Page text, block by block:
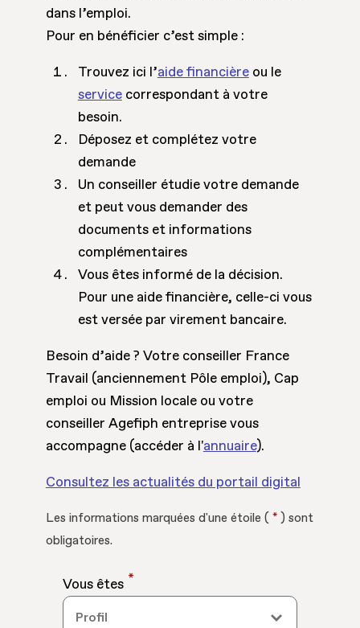
dans l’emploi.
Pour en bénéficier c’est simple :
Trouvez ici l’aide financièreou le
servicecorrespondant à votre
besoin.
Déposez et complétez votre
demande
Un conseiller étudie votre demande
et peut vous demander des
documents et informations
complémentaires
Vous êtes informé de la décision.
Pour une aide financière, celle-ci vous
est versée par virement bancaire.
Besoin d’aide ? Votre conseiller France
Travail (anciennement Pôle emploi), Cap
emploi ou Mission locale ou votre
conseiller Agefiph entreprise vous
accompagne (accéder à l'annuaire).
Consultez les actualités du portail digital
Les informations marquées d'une étoile ( *) sont
obligatoires.
Vous êtes *